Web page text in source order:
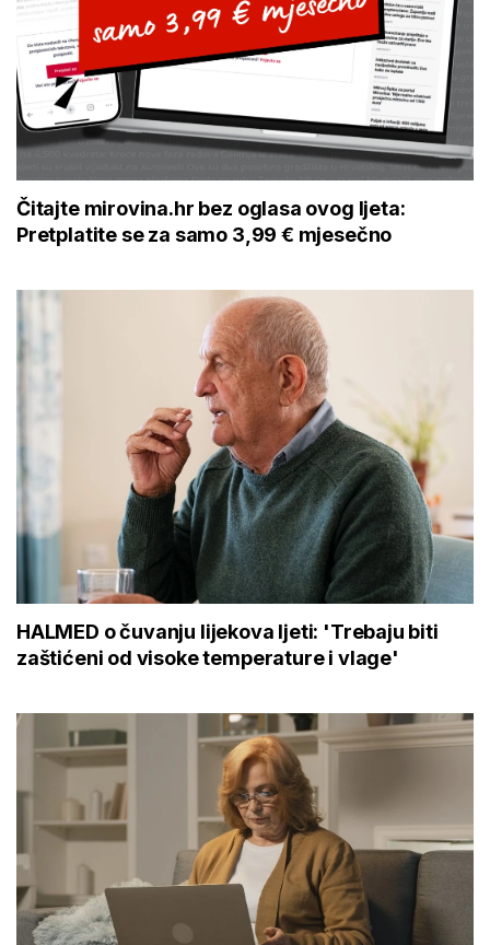
Čitajte mirovina.hr bez oglasa ovog ljeta:
Pretplatite se za samo 3,99 € mjesečno
HALMED o čuvanju lijekova ljeti: 'Trebaju biti
zaštićeni od visoke temperature i vlage'